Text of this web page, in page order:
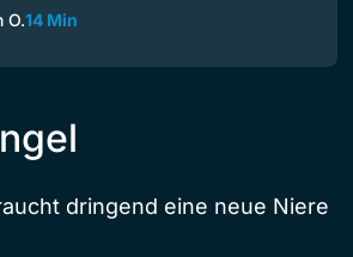
O.14 Min
dringend eine neue Niere